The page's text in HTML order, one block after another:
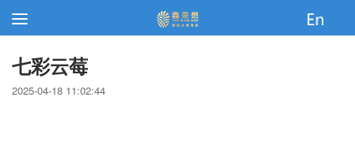
七彩云莓
2025-04-18 11:02:44